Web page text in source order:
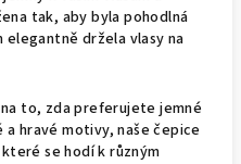
tak, aby byla pohodlná
držela vlasy na
to, zda preferujete jemné
hravé motivy, naše čepice
se hodí k různým